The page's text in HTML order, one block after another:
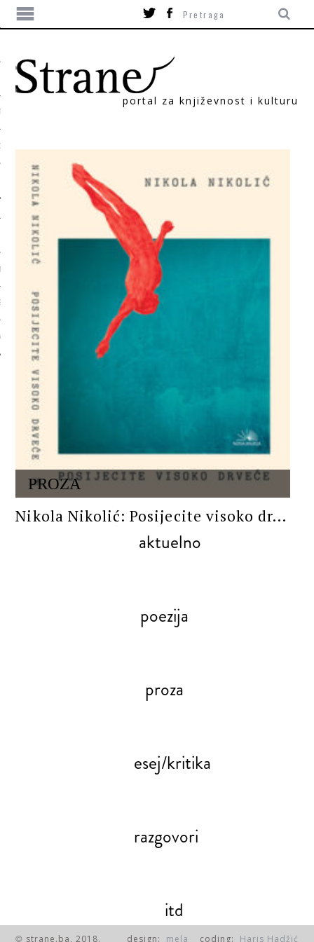
portal za književnost i kulturu
PROZA
Nikola Nikolić: Posijecite visoko dr...
aktuelno
poezija
proza
esej/kritika
razgovori
itd
© strane.ba, 2018. design: mela coding: Haris Hadžić